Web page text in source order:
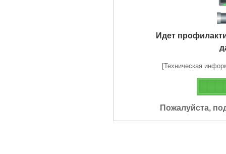
Идет
[Техническая
Пожалуйста,